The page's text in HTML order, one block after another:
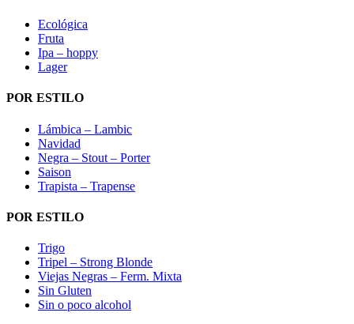
Ecológica
Fruta
Ipa – hoppy
Lager
POR ESTILO
Lámbica – Lambic
Navidad
Negra – Stout – Porter
Saison
Trapista – Trapense
POR ESTILO
Trigo
Tripel – Strong Blonde
Viejas Negras – Ferm. Mixta
Sin Gluten
Sin o poco alcohol